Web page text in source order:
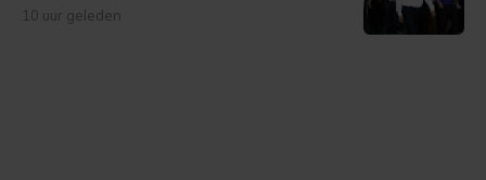
10 uur geleden